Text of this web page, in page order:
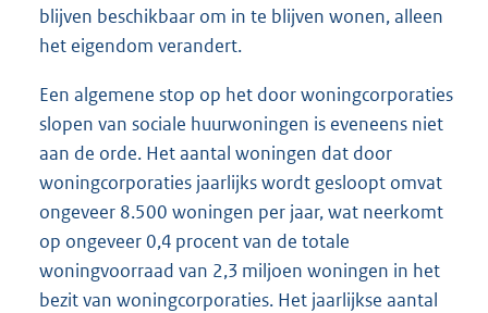
blijven beschikbaar om in te blijven wonen, alleen
het eigendom verandert.
Een algemene stop op het door woningcorporaties
slopen van sociale huurwoningen is eveneens niet
aan de orde. Het aantal woningen dat door
woningcorporaties jaarlijks wordt gesloopt omvat
ongeveer 8.500 woningen per jaar, wat neerkomt
op ongeveer 0,4 procent van de totale
woningvoorraad van 2,3 miljoen woningen in het
bezit van woningcorporaties. Het jaarlijkse aantal